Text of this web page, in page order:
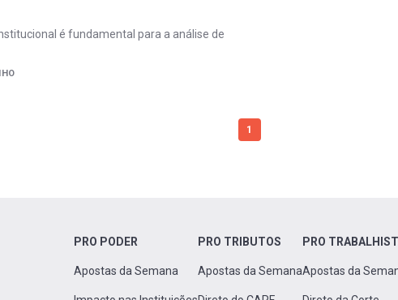
é fundamental para a análise de
1
PRO PODER
Apostas da Semana
PRO TRIBUTOS
Apostas da Semana
PRO
Apostas da